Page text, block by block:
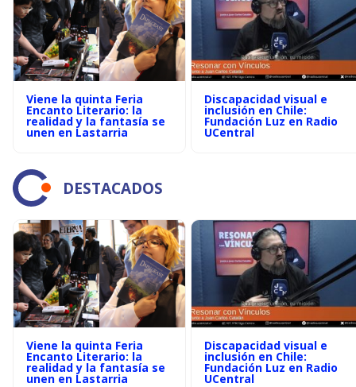
Viene la quinta Feria
Encanto Literario: la
realidad y la fantasía se
unen en Lastarria
Discapacidad visual e
inclusión en Chile:
Fundación Luz en Radio
UCentral
DESTACADOS
Viene la quinta Feria
Encanto Literario: la
realidad y la fantasía se
unen en Lastarria
Discapacidad visual e
inclusión en Chile:
Fundación Luz en Radio
UCentral